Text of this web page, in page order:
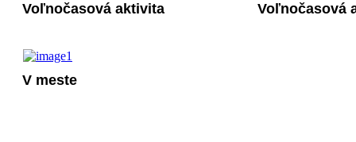
Voľnočasová aktivita Voľnočasová
V meste